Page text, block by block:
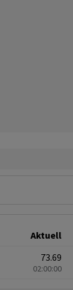
Aktuell
73.69
02:00:00